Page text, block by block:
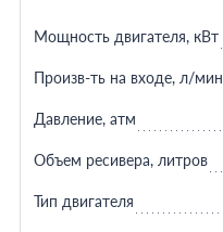
Мощность двигателя, кВт
Произв-ть на входе, л/мин
Давление, атм
Объем ресивера, литров
Тип двигателя